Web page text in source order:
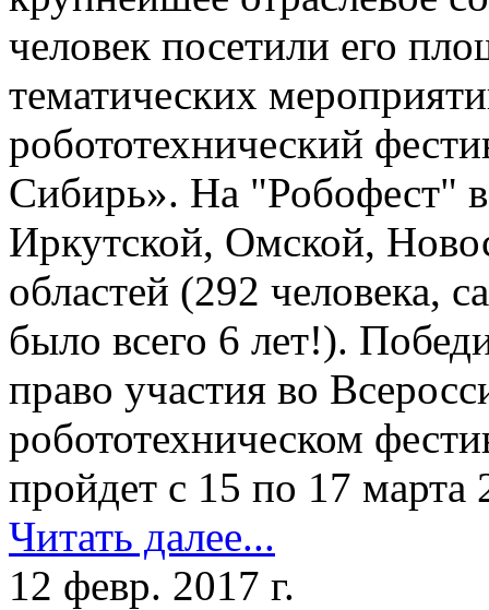
человек посетили его
тематических
робототехнический
Сибирь». На "Робофест"
Иркутской, Омской,
областей (292 человека,
было всего 6 лет!).
право участия во
робототехническом
пройдет с 15 по 17 марта
Читать далее...
12 февр. 2017 г.